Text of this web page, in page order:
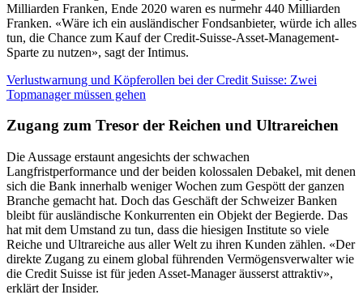
Milliarden Franken, Ende 2020 waren es nurmehr 440 Milliarden
Franken. «Wäre ich ein ausländischer Fondsanbieter, würde ich alles
tun, die Chance zum Kauf der Credit-Suisse-Asset-Management-
Sparte zu nutzen», sagt der Intimus.
Verlustwarnung und Köpferollen bei der Credit Suisse: Zwei
Topmanager müssen gehen
Zugang zum Tresor der Reichen und Ultrareichen
Die Aussage erstaunt angesichts der schwachen
Langfristperformance und der beiden kolossalen Debakel, mit denen
sich die Bank innerhalb weniger Wochen zum Gespött der ganzen
Branche gemacht hat. Doch das Geschäft der Schweizer Banken
bleibt für ausländische Konkurrenten ein Objekt der Begierde. Das
hat mit dem Umstand zu tun, dass die hiesigen Institute so viele
Reiche und Ultrareiche aus aller Welt zu ihren Kunden zählen. «Der
direkte Zugang zu einem global führenden Vermögensverwalter wie
die Credit Suisse ist für jeden Asset-Manager äusserst attraktiv»,
erklärt der Insider.